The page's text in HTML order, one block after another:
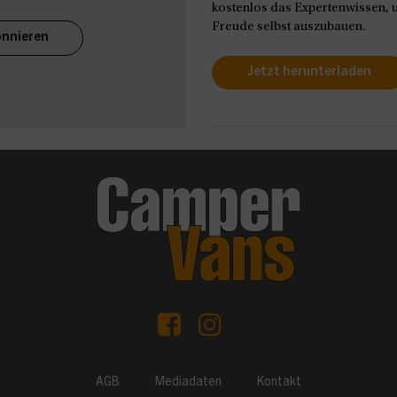
kostenlos das Expertenwissen,
Freude selbst auszubauen.
Jetzt herunterladen
AGB Mediadaten Kontakt